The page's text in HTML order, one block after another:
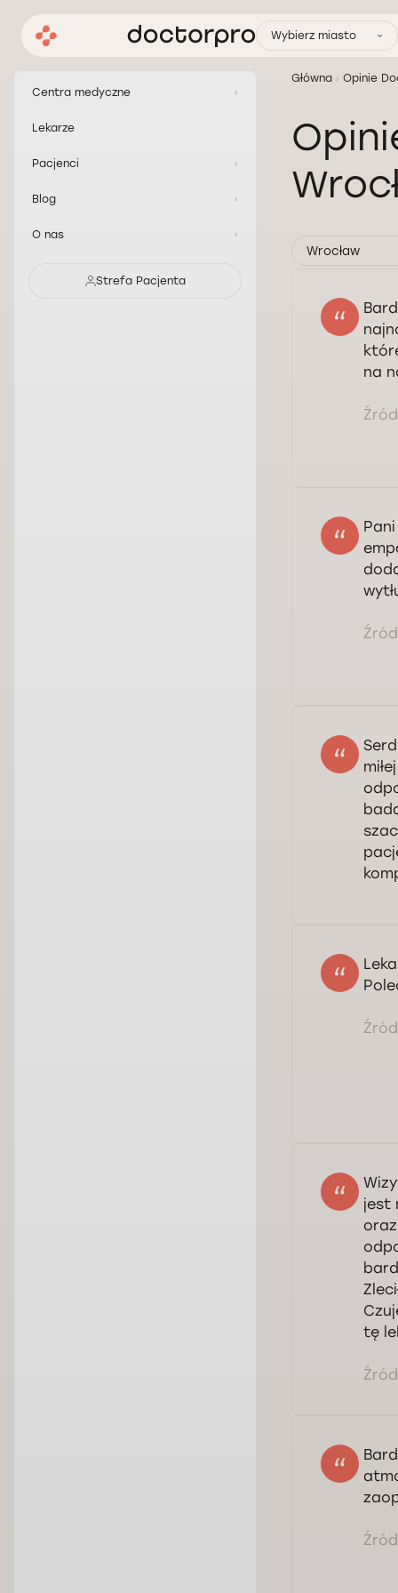
Wybierz miasto
Centra medyczne
Lekarze
Pacjenci
Blog
O nas
Strefa Pacjenta
Główna Opinie
Wrocław
na
jest
tę